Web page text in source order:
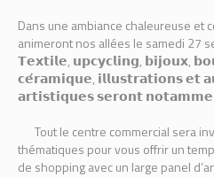
Dans une ambiance chaleureuse et
animeront nos allées le samedi 27
𝗧𝗲𝘅𝘁𝗶𝗹𝗲, 𝘂𝗽𝗰𝘆𝗰𝗹𝗶𝗻𝗴, 𝗯𝗶𝗷𝗼𝘂𝘅,
𝗰𝗲́𝗿𝗮𝗺𝗶𝗾𝘂𝗲, 𝗶𝗹𝗹𝘂𝘀𝘁𝗿𝗮𝘁𝗶𝗼𝗻𝘀 𝗲𝘁
𝗮𝗿𝘁𝗶𝘀𝘁𝗶𝗾𝘂𝗲𝘀 𝘀𝗲𝗿𝗼𝗻𝘁
Tout le centre commercial sera
thématiques pour vous offrir un
de shopping avec un large panel